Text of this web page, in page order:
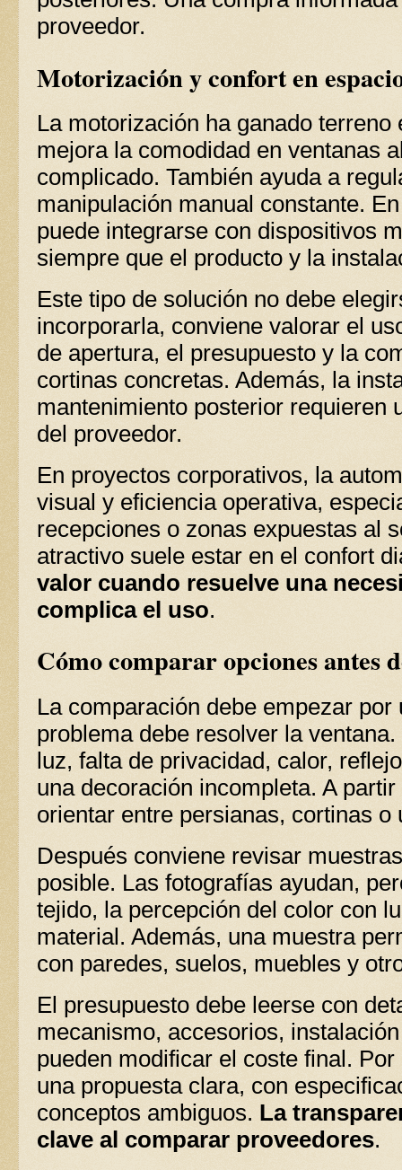
proveedor.
Motorización y confort en
La motorización ha ganado
mejora la comodidad en ventanas
complicado. También ayuda a
manipulación manual constante.
puede integrarse con dispositivos
siempre que el producto y la
Este tipo de solución no debe
incorporarla, conviene valorar el
de apertura, el presupuesto y la
cortinas concretas. Además, la
mantenimiento posterior requieren
del proveedor.
En proyectos corporativos, la
visual y eficiencia operativa,
recepciones o zonas expuestas al
atractivo suele estar en el confort
valor cuando resuelve una
complica el uso.
Cómo comparar opciones antes
La comparación debe empezar
problema debe resolver la
luz, falta de privacidad, calor,
una decoración incompleta. A
orientar entre persianas, cortinas
Después conviene revisar
posible. Las fotografías ayudan,
tejido, la percepción del color con
material. Además, una muestra
con paredes, suelos, muebles y
El presupuesto debe leerse con
mecanismo, accesorios,
pueden modificar el coste final.
una propuesta clara, con
conceptos ambiguos. La
clave al comparar proveedores.